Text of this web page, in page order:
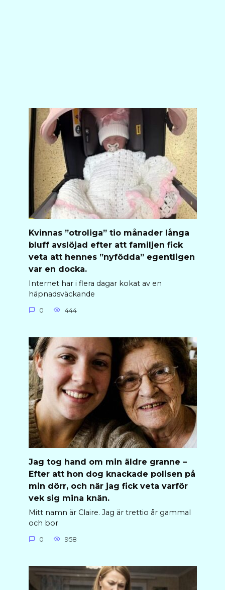
Kvinnas ”otroliga” tio månader långa
bluff avslöjad efter att familjen fick
veta att hennes ”nyfödda” egentligen
var en docka.
Internet har i flera dagar kokat av en
häpnadsväckande
0 444
Jag tog hand om min äldre granne –
Efter att hon dog knackade polisen på
min dörr, och när jag fick veta varför
vek sig mina knän.
Mitt namn är Claire. Jag är trettio år gammal
och bor
0 958